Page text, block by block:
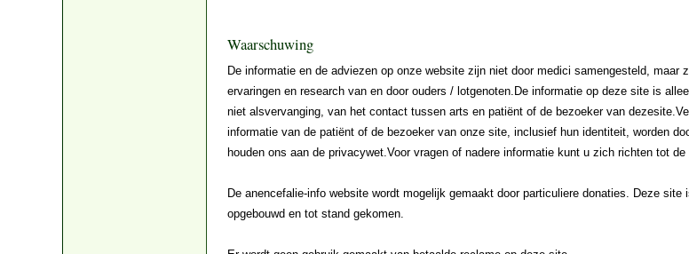
Waarschuwing
De informatie en de adviezen op onze website zijn niet door medici samengesteld, maar
ervaringen en research van en door ouders / lotgenoten.De informatie op deze site is
niet alsvervanging, van het contact tussen arts en patiënt of de bezoeker van
informatie van de patiënt of de bezoeker van onze site, inclusief hun identiteit, worden
houden ons aan de privacywet.Voor vragen of nadere informatie kunt u zich richten tot de
De anencefalie-info website wordt mogelijk gemaakt door particuliere donaties. Deze site
opgebouwd en tot stand gekomen.